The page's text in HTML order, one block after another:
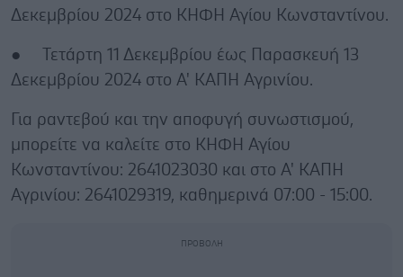
Δεκεμβρίου 2024 στο ΚΗΦΗ Αγίου Κωνσταντίνου.
● Τετάρτη 11 Δεκεμβρίου έως Παρασκευή 13
Δεκεμβρίου 2024 στο Α' ΚΑΠΗ Αγρινίου.
Για ραντεβού και την αποφυγή συνωστισμού,
μπορείτε να καλείτε στο ΚΗΦΗ Αγίου
Κωνσταντίνου: 2641023030 και στο Α' ΚΑΠΗ
Αγρινίου: 2641029319, καθημερινά 07:00 - 15:00.